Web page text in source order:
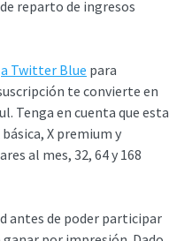
reparto de ingresos
a Twitter Blue para
te convierte en
Tenga en cuenta que esta
X premium y
al mes, 32, 64 y 168
antes de poder participar